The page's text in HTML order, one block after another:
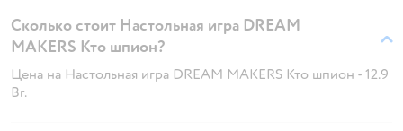
Сколько стоит Настольная игра DREAM
MAKERS Кто шпион?
Цена на Настольная игра DREAM MAKERS Кто шпион - 12.9
Br.